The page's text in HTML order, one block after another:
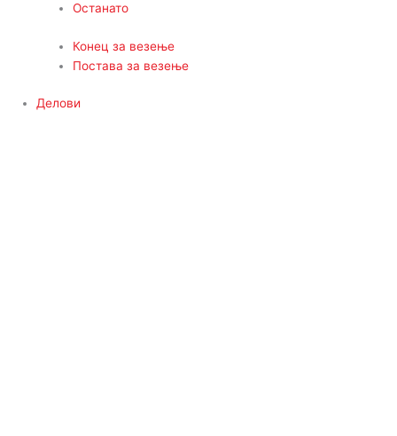
Останато
Конец за везење
Постава за везење
Делови